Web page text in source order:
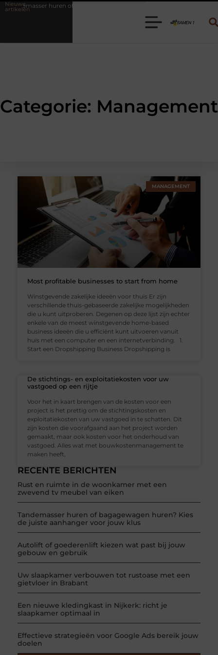
Nieuwe
artikelen huren of bagagewagen huren? Kies de juiste aanhanger voor
Categorie: Management
RECENTE BERICHTEN
Rust en ruimte in de woonkamer met een
zwevend tv meubel van eiken
Tandemasser huren of bagagewagen huren? Kies
de juiste aanhanger voor jouw klus
Autolift of goederenlift kiezen wat past bij jouw
gebouw en gebruik
Uw slaapkamer verbouwen tot rustoase met een
gietvloer in Brabant
Een nieuwe kledingkast in Nijkerk: richt je
slaapkamer optimaal in
Effectieve strategieën voor Google Ads bereik jouw
doelen
MANAGEMENT
Most profitable businesses to start from home
Winstgevende zakelijke ideeën voor thuis Er zijn
verschillende thuis-gebaseerde zakelijke mogelijkheden
die u kunt uitproberen. Degenen op deze lijst zijn echter
enkele van de meest winstgevende home-based
business ideeën die u efficiënt kunt uitvoeren vanuit
huis met een computer en een internetverbinding. 1.
Start een Dropshipping Business Dropshipping is
De stichtings- en exploitatiekosten voor uw
vastgoed op een rijtje
Voor het in kaart brengen van de kosten voor een
project is het prettig om de stichtingskosten en
exploitatiekosten van uw vastgoed in te schatten. Dit
zijn kosten die voorafgaand aan het project worden
gemaakt, maar ook kosten voor het onderhoud van
vastgoed. Alles wat met bouwkostenmanagement te
maken heeft,